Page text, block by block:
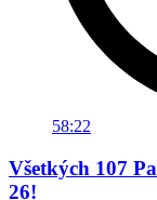
58:22
Všetkých 107
26!